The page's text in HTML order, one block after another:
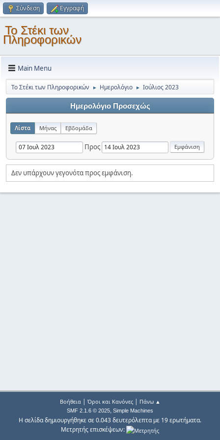
Σύνδεση Εγγραφή
Το Στέκι των
Πληροφορικών
Main Menu
Το Στέκι των Πληροφορικών ► Ημερολόγιο ► Ιούλιος 2023
Ημερολόγιο Προσεχώς
Λίστα Μήνας Εβδομάδα
Προς
Δεν υπάρχουν γεγονότα προς εμφάνιση.
Βοήθεια| Όροι και Κανόνες| Πάνω ▲
SMF 2.1.6 © 2025, Simple Machines
Η σελίδα δημιουργήθηκε σε 0.043 δευτερόλεπτα με 19 ερωτήματα.
Μετρητής επισκέψεων: